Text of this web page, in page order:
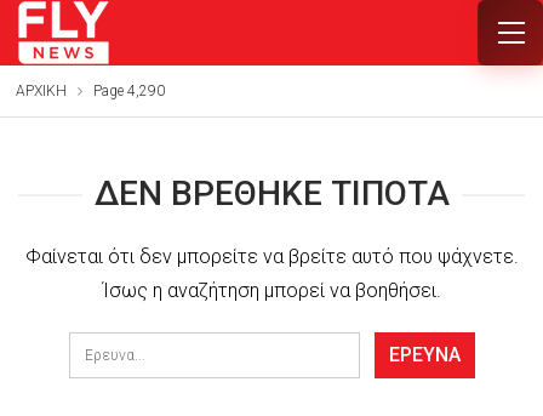
ΑΡΧΙΚΗ Page 4,290
ΔΕΝ ΒΡΈΘΗΚΕ ΤΊΠΟΤΑ
Φαίνεται ότι δεν μπορείτε να βρείτε αυτό που ψάχνετε.
Ίσως η αναζήτηση μπορεί να βοηθήσει.